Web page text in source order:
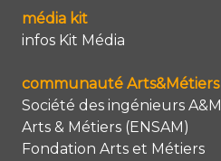
média kit
infos Kit Média
communauté Arts&Métiers
Société des ingénieurs A&M
Arts & Métiers (ENSAM)
Fondation Arts et Métiers